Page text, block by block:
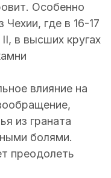
Особенно
где в 16-17
в высших кругах
влияние на
из граната
болями.
преодолеть